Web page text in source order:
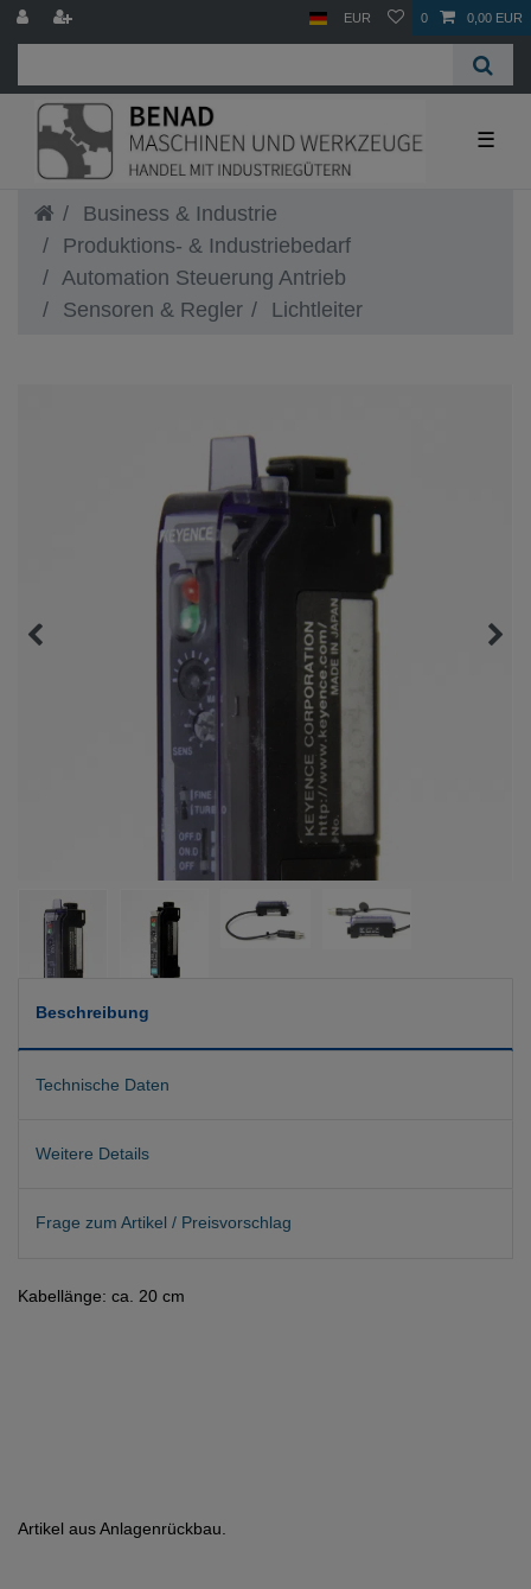
EUR 0 0,00 EUR
☰
Business & Industrie
Produktions- & Industriebedarf
Automation Steuerung Antrieb
Sensoren & Regler
Lichtleiter
Beschreibung
Technische Daten
Weitere Details
Frage zum Artikel / Preisvorschlag
Kabellänge: ca. 20 cm
Artikel aus Anlagenrückbau.